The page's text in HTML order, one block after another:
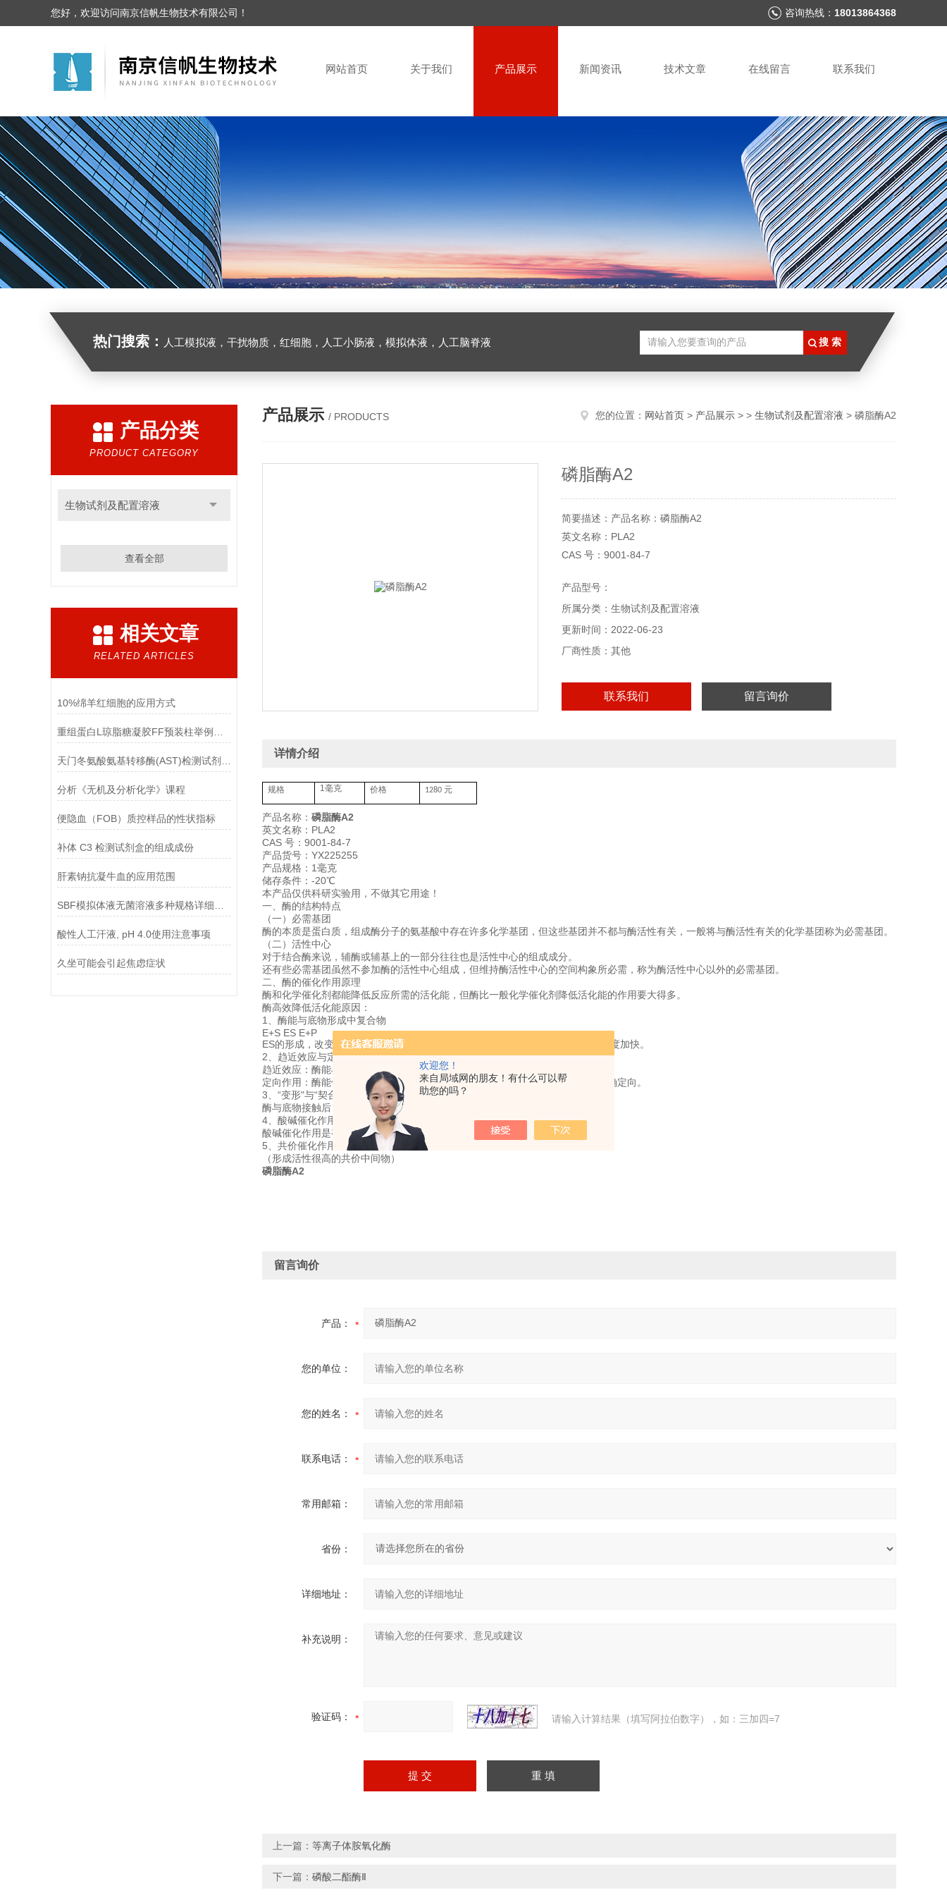
欢迎您！
来自局域网的朋友！有什么可以帮
助您的吗？
您好，欢迎访问南京信帆生物技术有限公司！ 咨询热线： 18013864368
网站首页 关于我们 产品展示 新闻资讯 技术文章 在线留言 联系我们
热门搜索： 人工模拟液，干扰物质，红细胞，人工小肠液，模拟体液，人工脑脊液
产品分类
PRODUCT CATEGORY
生物试剂及配置溶液
查看全部
相关文章
RELATED ARTICLES
10%绵羊红细胞的应用方式
分析《无机及分析化学》课程
便隐血（FOB）质控样品的性状指标
补体 C3 检测试剂盒的组成成份
肝素钠抗凝牛血的应用范围
酸性人工汗液, pH 4.0使用注意事项
久坐可能会引起焦虑症状
产品展示 / PRODUCTS 您的位置： 网站首页 > 产品展示 > > 生物试剂及配置溶液 > 磷脂酶A2
磷脂酶A2
简要描述：产品名称：磷脂酶A2
英文名称：PLA2
CAS 号：9001-84-7
产品规格：1毫克
储存条件：-20℃
本产品仅供科研实验用，不做其它用途！
产品型号：
所属分类：生物试剂及配置溶液
更新时间：2022-06-23
厂商性质：其他
联系我们 留言询价
详情介绍
规格 1毫克 价格 1280 元
产品名称： 磷脂酶A2
英文名称：PLA2
CAS 号：9001-84-7
产品货号：YX225255
产品规格：1毫克
储存条件：-20℃
本产品仅供科研实验用，不做其它用途！
一、酶的结构特点
（一）必需基团
酶的本质是蛋白质，组成酶分子的氨基酸中存在许多化学基团，但这些基团并不都与酶活性有关，一般将与酶活性有关的化学基团称为必需基团。
（二）活性中心
对于结合酶来说，辅酶或辅基上的一部分往往也是活性中心的组成成分。
还有些必需基团虽然不参加酶的活性中心组成，但维持酶活性中心的空间构象所必需，称为酶活性中心以外的必需基团。
二、酶的催化作用原理
酶和化学催化剂都能降低反应所需的活化能，但酶比一般化学催化剂降低活化能的作用要大得多。
酶高效降低活化能原因：
1、酶能与底物形成中复合物
E+S ES E+P
ES的形成，改变原来的化学反应途径，从而降低酶促反应活化能，使化学反应速度加快。
2、趋近效应与定向作用 P42
趋近效应：酶能与底物相互靠近，使底物进入酶的活性中心。
定向作用：酶能使靠近活性中心的底物分子的反应集团与就酶的催化基团取得正确定向。
3、“变形"与“契合"
酶与底物接触后，酶和底物发生“变形"，使两者彼此互补“契合"。
4、酸碱催化作用
酸碱催化作用是有机反应中普遍-有效的催化机制。
5、共价催化作用
（形成活性很高的共价中间物）
磷脂酶A2
留言询价
产品：
您的单位：
您的姓名：
联系电话：
常用邮箱：
省份：
详细地址：
补充说明：
验证码： 请输入计算结果（填写阿拉伯数字），如：三加四=7
上一篇： 等离子体胺氧化酶
下一篇： 磷酸二酯酶Ⅱ